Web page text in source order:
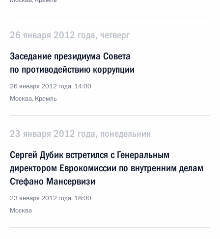
26 января 2012 года, четверг
Заседание президиума Совета
по противодействию коррупции
26 января 2012 года, 14:00
Москва, Кремль
23 января 2012 года, понедельник
Сергей Дубик встретился с Генеральным
директором Еврокомиссии по внутренним делам
Стефано Мансервизи
23 января 2012 года, 18:00
Москва